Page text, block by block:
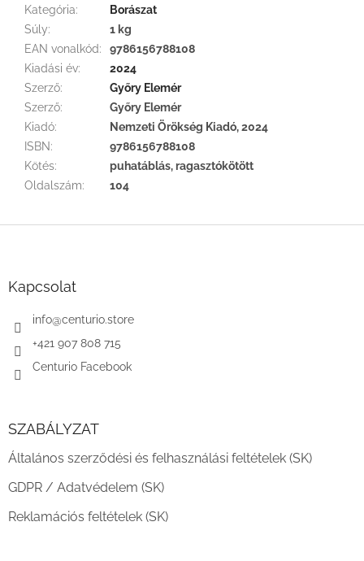
Kategória:
Borászat
Súly:
1 kg
EAN vonalkód:
9786156788108
Kiadási év:
2024
Szerző:
Győry Elemér
Szerző:
Győry Elemér
Kiadó:
Nemzeti Örökség Kiadó, 2024
ISBN:
9786156788108
Kötés:
puhatáblás, ragasztókötött
Oldalszám: 104
Kapcsolat
info@centurio.store
+421 907 808 715
Centurio Facebook
SZABÁLYZAT
Általános szerződési és felhasználási feltételek (SK)
GDPR / Adatvédelem (SK)
Reklamációs feltételek (SK)